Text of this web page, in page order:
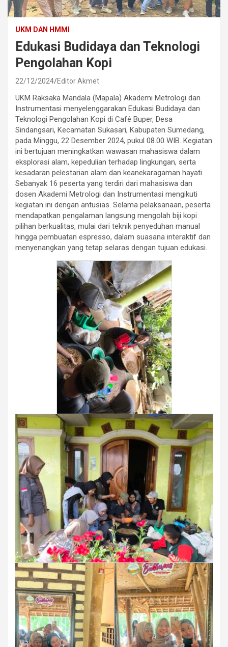
UKM DAN HMMI
Edukasi Budidaya dan Teknologi
Pengolahan Kopi
22/12/2024 Editor Akmet
UKM Raksaka Mandala (Mapala) Akademi Metrologi dan
Instrumentasi menyelenggarakan Edukasi Budidaya dan
Teknologi Pengolahan Kopi di Café Buper, Desa
Sindangsari, Kecamatan Sukasari, Kabupaten Sumedang,
pada Minggu, 22 Desember 2024, pukul 08.00 WIB. Kegiatan
ini bertujuan meningkatkan wawasan mahasiswa dalam
eksplorasi alam, kepedulian terhadap lingkungan, serta
kesadaran pelestarian alam dan keanekaragaman hayati.
Sebanyak 16 peserta yang terdiri dari mahasiswa dan
dosen Akademi Metrologi dan Instrumentasi mengikuti
kegiatan ini dengan antusias. Selama pelaksanaan, peserta
mendapatkan pengalaman langsung mengolah biji kopi
pilihan berkualitas, mulai dari teknik penyeduhan manual
hingga pembuatan espresso, dalam suasana interaktif dan
menyenangkan yang tetap selaras dengan tujuan edukasi.